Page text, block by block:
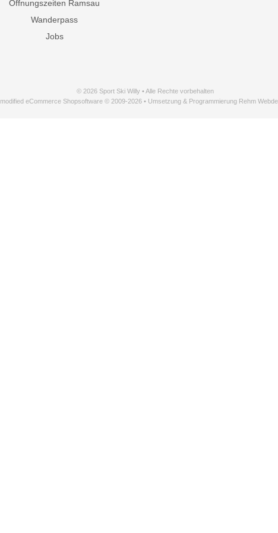
Öffnungszeiten Ramsau
Wanderpass
Jobs
© 2026 Sport Ski Willy • Alle Rechte vorbehalten
modified eCommerce Shopsoftware © 2009-2026 • Umsetzung & Programmierung Rehm